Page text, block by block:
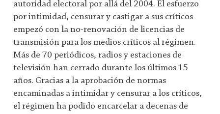
autoridad electoral por allá del 2004. El esfuerzo
por intimidad, censurar y castigar a sus críticos
empezó con la no-renovación de licencias de
transmisión para los medios críticos al régimen.
Más de 70 periódicos, radios y estaciones de
televisión han cerrado durante los últimos 15
años. Gracias a la aprobación de normas
encaminadas a intimidar y censurar a los críticos,
el régimen ha podido encarcelar a decenas de